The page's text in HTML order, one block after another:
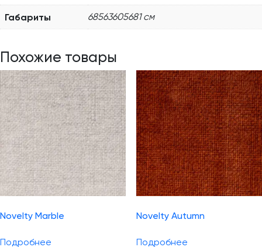
Габариты 68563605681 см
Похожие товары
Novelty Marble
Подробнее
Novelty Autumn
Подробнее